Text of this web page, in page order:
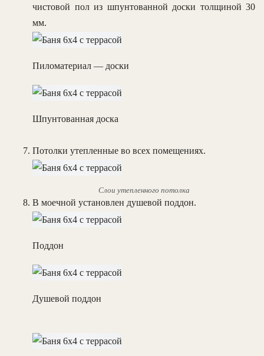
чистовой пол из шпунтованной доски толщиной 30
мм.
Пиломатериал — доски
Шпунтованная доска
Потолки утепленные во всех помещениях.
Слои утепленного потолка
В моечной установлен душевой поддон.
Поддон
Душевой поддон